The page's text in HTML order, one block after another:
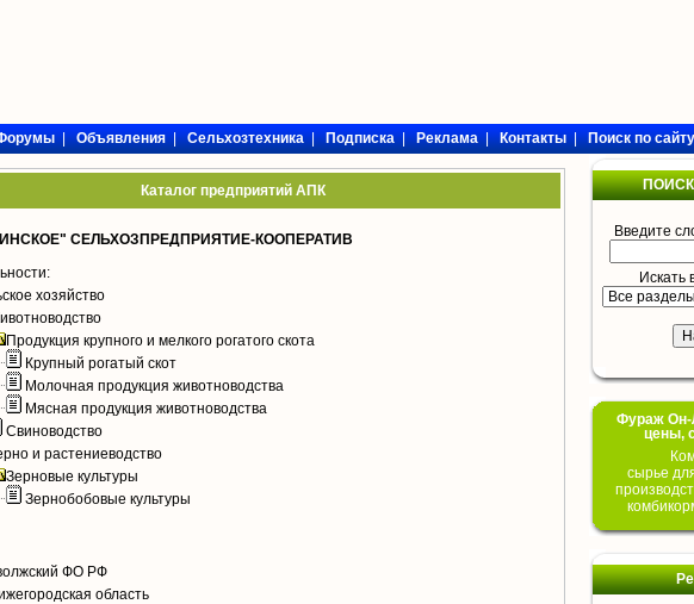
|Объявления|Сельхозтехника|Подписка|Реклама|Контакты|Поиск по сайту
Каталог предприятий АПК
СЕЛЬХОЗПРЕДПРИЯТИЕ-КООПЕРАТИВ
хозяйство
Продукция крупного и мелкого рогатого скота
Крупный рогатый скот
Молочная продукция животноводства
Мясная продукция животноводства
Свиноводство
и растениеводство
Зерновые культуры
Зернобобовые культуры
ФО РФ
область
Введите
Искать
Фураж Он-
цены,
сырье